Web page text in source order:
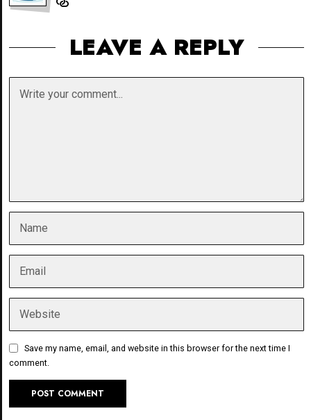
LEAVE A REPLY
Save my name, email, and website in this browser for the next time I
comment.